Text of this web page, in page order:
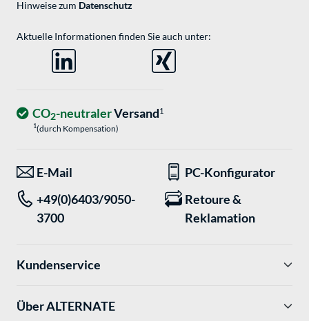
Hinweise zum Datenschutz
Aktuelle Informationen finden Sie auch unter:
CO2-neutralerVersand1
1(durch Kompensation)
E-Mail
PC-Konfigurator
+49(0)6403/9050-
3700
Retoure &
Reklamation
Kundenservice
Über ALTERNATE